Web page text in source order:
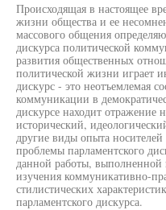
Происходящая в настоящее
жизни общества и ее
массового общения
дискурса политической
развития общественных
политической жизни играет
дискурс - это неотъемлемая
коммуникации в
дискурсе находит отражение
исторический,
другие виды опыта носителей
проблемы парламентского
данной работы, выполненной
изучения коммуникативно-
стилистических
парламентского дискурса.